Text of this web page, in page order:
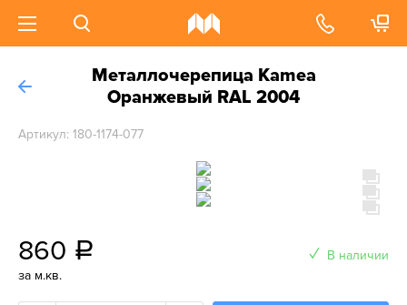
Металлочерепица Kamea
Оранжевый RAL 2004
Артикул: 180-1174-077
860 a
за м.кв.
В наличии